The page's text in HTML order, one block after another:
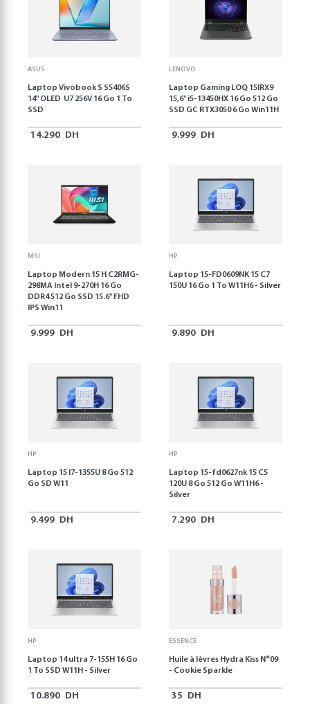
ASUS
Laptop Vivobook S S5406S
14" OLED U7 256V 16 Go 1 To
SSD
14.290 DH
LENOVO
Laptop Gaming LOQ 15IRX9
15,6'' i5-13450HX 16 Go 512 Go
SSD GC RTX3050 6 Go Win11H
9.999 DH
MSI
Laptop Modern 15 H C2RMG-
298MA Intel 9-270H 16 Go
DDR4 512 Go SSD 15.6" FHD
IPS Win11
9.999 DH
HP
Laptop 15-FD0609NK 15 C7
150U 16 Go 1 To W11H6 - Silver
9.890 DH
HP
Laptop 15 I7-1355U 8 Go 512
Go SD W11
9.499 DH
HP
Laptop 15-fd0627nk 15 C5
120U 8 Go 512 Go W11H6 -
Silver
7.290 DH
HP
Laptop 14 ultra 7-155H 16 Go
1 To SSD W11H - Silver
10.890 DH
ESSENCE
Huile à lèvres Hydra Kiss N°09
- Cookie Sparkle
35 DH